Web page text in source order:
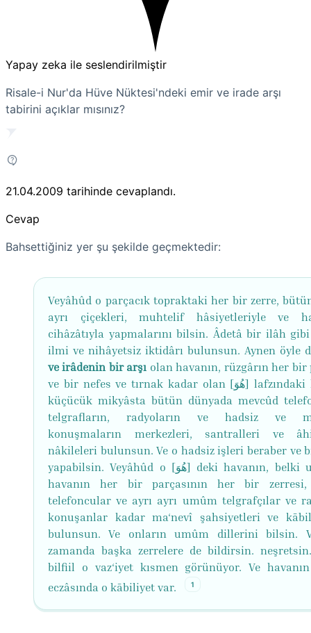
Yapay zeka ile seslendirilmiştir
Risale-i Nur'da Hüve Nüktesi'ndeki emir ve irade arşı
tabirini açıklar mısınız?
21.04.2009 tarihinde cevaplandı.
Cevap
Bahsettiğiniz yer şu şekilde geçmektedir:
Veyâhûd o parçacık topraktaki her bir zerre,
ayrı çiçekleri, muhtelif hâsiyetleriyle ve
cihâzâtıyla yapmalarını bilsin. Âdetâ bir ilâh
ilmi ve nihâyetsiz iktidârı bulunsun. Aynen öyle
ve irâdenin bir arşı olan havanın, rüzgârın her bir
ve bir nefes ve tırnak kadar olan [هُوَ] lafzındaki havada
küçücük mikyâsta bütün dünyada mevcûd
telgrafların, radyoların ve hadsiz ve
konuşmaların merkezleri, santralleri ve
nâkileleri bulunsun. Ve o hadsiz işleri beraber ve
yapabilsin. Veyâhûd o [هُوَ] deki havanın, belki unsur-u
havanın her bir parçasının her bir
telefoncular ve ayrı ayrı umûm telgrafçılar ve
konuşanlar kadar ma‘nevî şahsiyetleri ve
bulunsun. Ve onların umûm dillerini bilsin.
zamanda başka zerrelere de bildirsin.
bilfiil o vaz‘iyet kısmen görünüyor. Ve
eczâsında o kābiliyet var.
1